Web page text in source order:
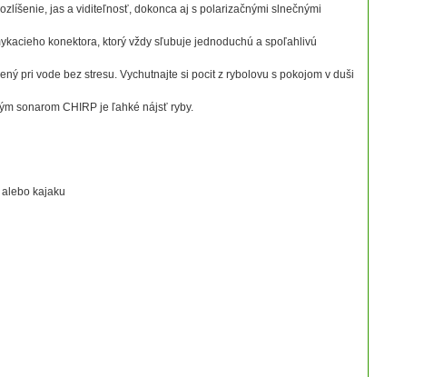
jas a viditeľnosť, dokonca aj s polarizačnými slnečnými
konektora, ktorý vždy sľubuje jednoduchú a spoľahlivú
pri vode bez stresu. Vychutnajte si pocit z rybolovu s pokojom v duši
sonarom CHIRP je ľahké nájsť ryby.
kajaku